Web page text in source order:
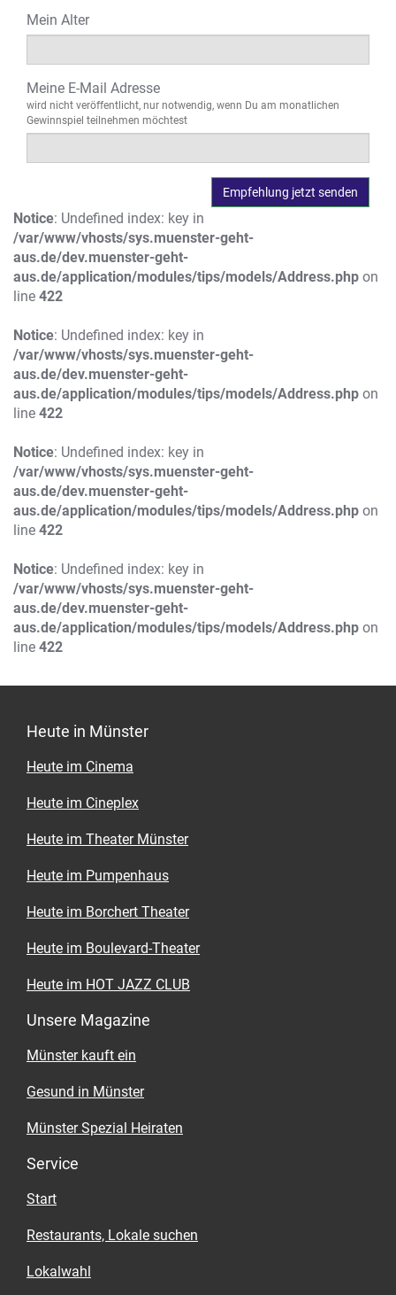
Mein Alter
Meine E-Mail Adresse
wird nicht veröffentlicht, nur notwendig, wenn Du am monatlichen
Gewinnspiel teilnehmen möchtest
Notice: Undefined index: key in
/var/www/vhosts/sys.muenster-geht-
aus.de/dev.muenster-geht-
aus.de/application/modules/tips/models/Address.php on
line 422
Notice: Undefined index: key in
/var/www/vhosts/sys.muenster-geht-
aus.de/dev.muenster-geht-
aus.de/application/modules/tips/models/Address.php on
line 422
Notice: Undefined index: key in
/var/www/vhosts/sys.muenster-geht-
aus.de/dev.muenster-geht-
aus.de/application/modules/tips/models/Address.php on
line 422
Notice: Undefined index: key in
/var/www/vhosts/sys.muenster-geht-
aus.de/dev.muenster-geht-
aus.de/application/modules/tips/models/Address.php on
line 422
Heute in Münster
Heute im Cinema
Heute im Cineplex
Heute im Theater Münster
Heute im Pumpenhaus
Heute im Borchert Theater
Heute im Boulevard-Theater
Heute im HOT JAZZ CLUB
Unsere Magazine
Münster kauft ein
Gesund in Münster
Münster Spezial Heiraten
Service
Start
Restaurants, Lokale suchen
Lokalwahl